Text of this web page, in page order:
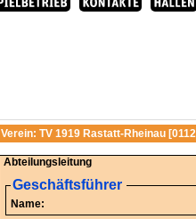
Verein: TV 1919 Rastatt-Rheinau
Abteilungsleitung
Geschäftsführer
Name: